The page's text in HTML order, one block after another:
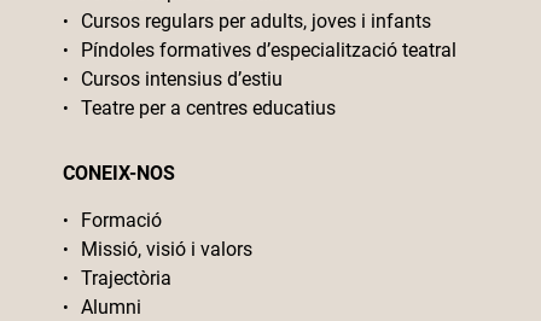
Cursos regulars per adults, joves i infants
Píndoles formatives d’especialització teatral
Cursos intensius d’estiu
Teatre per a centres educatius
CONEIX-NOS
Formació
Missió, visió i valors
Trajectòria
Alumni